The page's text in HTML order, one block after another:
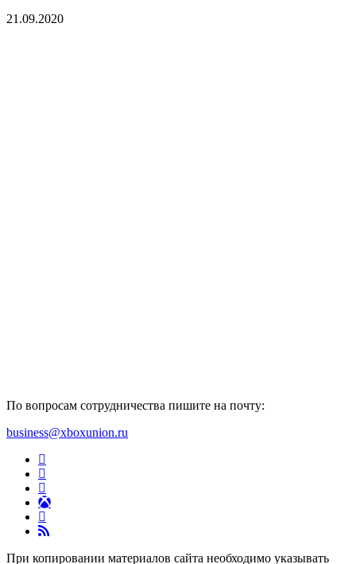
21.09.2020
По вопросам сотрудничества пишите на почту:
business@xboxunion.ru
При копировании материалов сайта необходимо указывать